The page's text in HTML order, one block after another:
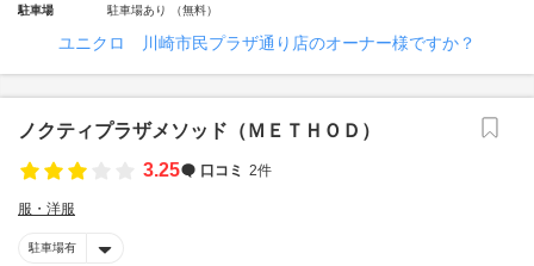
駐車場 駐車場あり （無料）
ユニクロ 川崎市民プラザ通り店のオーナー様ですか？
ノクティプラザメソッド（ＭＥＴＨＯＤ）
3.25
口コミ 2件
服・洋服
駐車場有